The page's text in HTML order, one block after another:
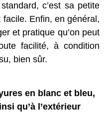
c’est sa petite
Enfin, en général,
et pratique qu’on peut
facilité, à condition
bien sûr.
en blanc et bleu,
qu’à l’extérieur